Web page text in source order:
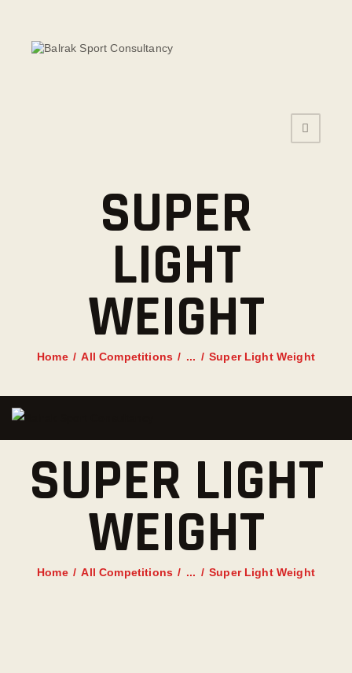
SUPER
LIGHT
WEIGHT
Home All Competitions ... Super Light Weight
SUPER LIGHT
WEIGHT
Home All Competitions ... Super Light Weight
AANBOD
INSCHRIJFFORMULIER
CONTACT